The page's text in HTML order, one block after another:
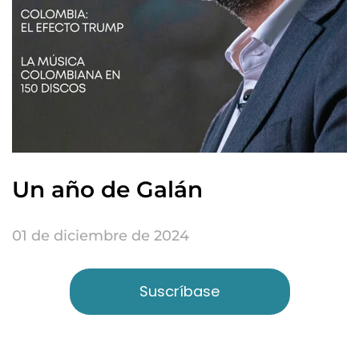
Un año de Galán
01 de diciembre de 2024
Suscríbase